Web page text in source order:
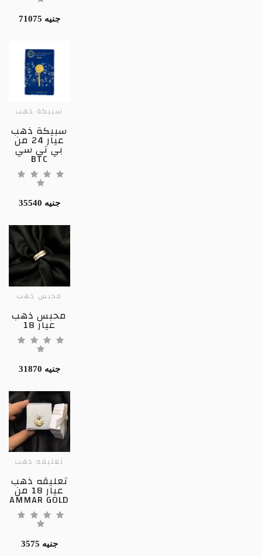
71075 جنيه
سبيكة ذهب
سبيكة ذهب
عيار 24 من
بي تي سي
BTC
35540 جنيه
محبس ذهب
محبس ذهب
عيار 18
31870 جنيه
تعليقه ذهب
تعليقه ذهب
عيار 18 من
AMMAR GOLD
3575 جنيه